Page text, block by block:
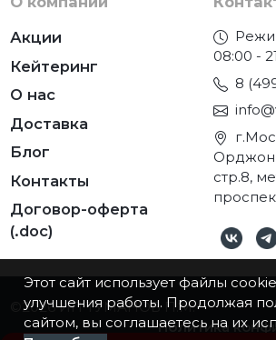
Акции
Кейтеринг
О нас
Доставка
Блог
Контакты
Договор-оферта
(.doc)
08:00 -
8
стр.8,
©2026ИП ТУМАНОВ П.М.
Политика
Этот сайт использует файлы
улучшения работы. Продолжая
сайтом, вы соглашаетесь на их